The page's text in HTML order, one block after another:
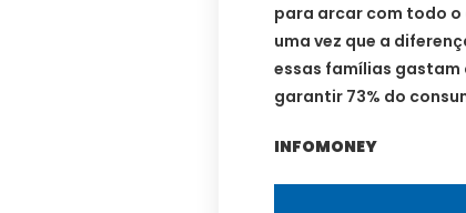
para arcar com todo o
uma vez que a
essas famílias gastam
garantir 73% do
INFOMONEY